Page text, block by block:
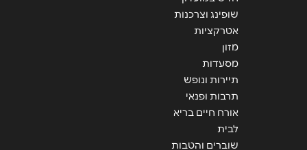
שופינג וצרכנות
אטרקציות
מזון
מסעדות
תיירות ונופש
תרבות ופנאי
אורח חיים בריא
לבית
שוברים והטבות